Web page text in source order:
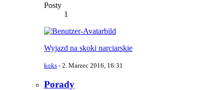
Posty
1
Wyjazd na skoki narciarskie
koks - 2. Marzec 2016, 16:31
Porady